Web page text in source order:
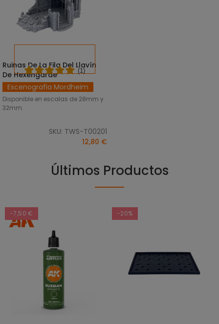
SELECCIONAR OPCIONES
Ruinas De La Fila Del Llavín
De Hexengarde
Escenografia Mordheim
Disponible en escalas de 28mm y
32mm.
SKU: TWS-T00201
(1)
12,80 €
Últimos Productos
-7,50 € -20%